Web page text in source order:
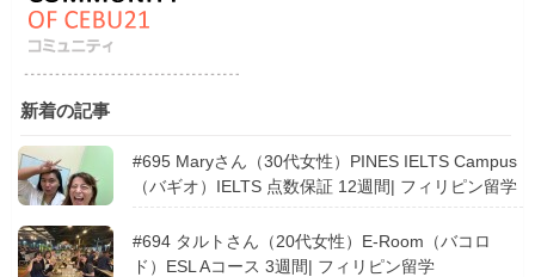
新着の記事
#695 Maryさん（30代女性）PINES IELTS Campus
（バギオ）IELTS 点数保証 12週間| フィリピン留学
#694 タルトさん（20代女性）E-Room（バコロ
ド）ESL Aコース 3週間| フィリピン留学